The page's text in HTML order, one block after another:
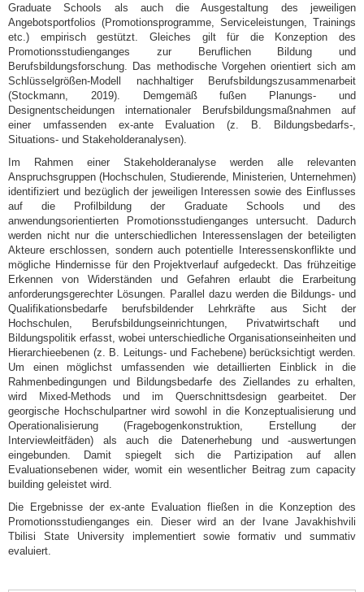
Graduate Schools als auch die Ausgestaltung des jeweiligen
Angebotsportfolios (Promotionsprogramme, Serviceleistungen, Trainings
etc.) empirisch gestützt. Gleiches gilt für die Konzeption des
Promotionsstudienganges zur Beruflichen Bildung und
Berufsbildungsforschung. Das methodische Vorgehen orientiert sich am
Schlüsselgrößen-Modell nachhaltiger Berufsbildungszusammenarbeit
(Stockmann, 2019). Demgemäß fußen Planungs- und
Designentscheidungen internationaler Berufsbildungsmaßnahmen auf
einer umfassenden ex-ante Evaluation (z. B. Bildungsbedarfs-,
Situations- und Stakeholderanalysen).
Im Rahmen einer Stakeholderanalyse werden alle relevanten
Anspruchsgruppen (Hochschulen, Studierende, Ministerien, Unternehmen)
identifiziert und bezüglich der jeweiligen Interessen sowie des Einflusses
auf die Profilbildung der Graduate Schools und des
anwendungsorientierten Promotionsstudienganges untersucht. Dadurch
werden nicht nur die unterschiedlichen Interessenslagen der beteiligten
Akteure erschlossen, sondern auch potentielle Interessenskonflikte und
mögliche Hindernisse für den Projektverlauf aufgedeckt. Das frühzeitige
Erkennen von Widerständen und Gefahren erlaubt die Erarbeitung
anforderungsgerechter Lösungen. Parallel dazu werden die Bildungs- und
Qualifikationsbedarfe berufsbildender Lehrkräfte aus Sicht der
Hochschulen, Berufsbildungseinrichtungen, Privatwirtschaft und
Bildungspolitik erfasst, wobei unterschiedliche Organisationseinheiten und
Hierarchieebenen (z. B. Leitungs- und Fachebene) berücksichtigt werden.
Um einen möglichst umfassenden wie detaillierten Einblick in die
Rahmenbedingungen und Bildungsbedarfe des Ziellandes zu erhalten,
wird Mixed-Methods und im Querschnittsdesign gearbeitet. Der
georgische Hochschulpartner wird sowohl in die Konzeptualisierung und
Operationalisierung (Fragebogenkonstruktion, Erstellung der
Interviewleitfäden) als auch die Datenerhebung und -auswertungen
eingebunden. Damit spiegelt sich die Partizipation auf allen
Evaluationsebenen wider, womit ein wesentlicher Beitrag zum capacity
building geleistet wird.
Die Ergebnisse der ex-ante Evaluation fließen in die Konzeption des
Promotionsstudienganges ein. Dieser wird an der Ivane Javakhishvili
Tbilisi State University implementiert sowie formativ und summativ
evaluiert.